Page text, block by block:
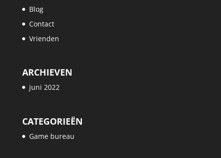
Blog
Contact
Vrienden
ARCHIEVEN
juni 2022
CATEGORIEËN
Game bureau